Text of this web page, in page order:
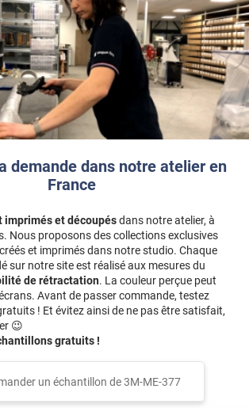
demande dans notre atelier en
France
imprimés et découpésdans notre atelier, à
Nous proposons des collections exclusives
et imprimés dans notre studio. Chaque
sur notre site est réalisé aux mesures du
de rétractation. La couleur perçue peut
Avant de passer commande, testez
! Et évitez ainsi de ne pas être satisfait,
😉
gratuits !
un échantillon de3M-ME-377